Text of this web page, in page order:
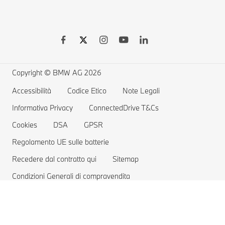
Richiamo airbag Takata
Offerte BMW
Prenota un Test Drive
Home Charging
Gamma auto elettriche
Costi delle auto elettriche
Vetture Plug-in Hybrid
Copyright © BMW AG 2026
Accessibilità
Codice Etico
Note Legali
Informativa Privacy
ConnectedDrive T&Cs
Cookies
DSA
GPSR
Regolamento UE sulle batterie
Recedere dal contratto qui
Sitemap
Condizioni Generali di compravendita